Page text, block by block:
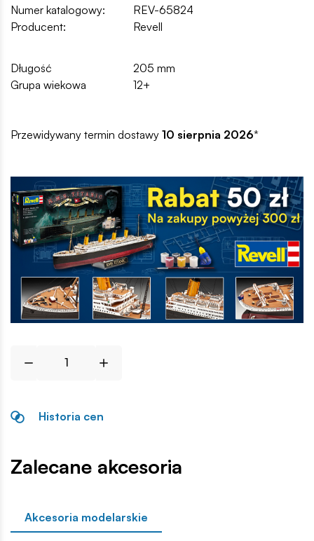
Numer katalogowy:
REV-65824
Producent:
Revell
Długość
205 mm
Grupa wiekowa
12+
Przewidywany termin dostawy 10 sierpnia 2026*
Historia cen
Zalecane akcesoria
Akcesoria modelarskie